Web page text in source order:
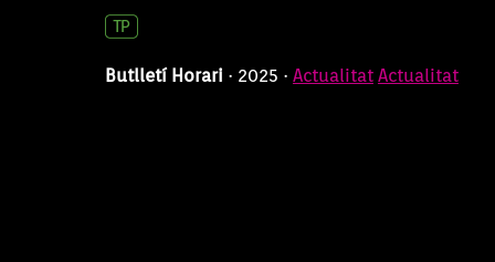
Butlletí Horari · 2025 · Actualitat Actualitat